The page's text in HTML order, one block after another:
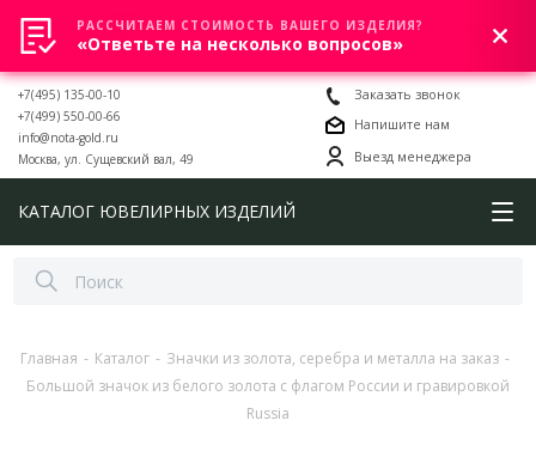
0
+7(495) 135-00-10
+7(499) 550-00-66
info@nota-gold.ru
Москва, ул. Сущевский вал, 49
Заказать звонок
Напишите нам
Выезд менеджера
КАТАЛОГ ЮВЕЛИРНЫХ ИЗДЕЛИЙ
Главная - Каталог - Значки из золота, серебра и металла на заказ -
Большой значок из белого золота с флагом России и гравировкой
Russia
РАССЧИТАЕМ СТОИМОСТЬ ВАШЕГО ИЗДЕЛИЯ?
«Ответьте на несколько вопросов»